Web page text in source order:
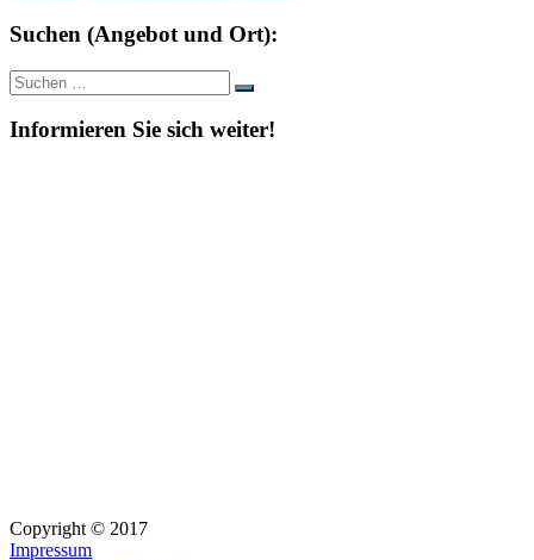
Suchen (Angebot und Ort):
Suche
nach:
Suchen
Informieren Sie sich weiter!
Copyright © 2017
Impressum